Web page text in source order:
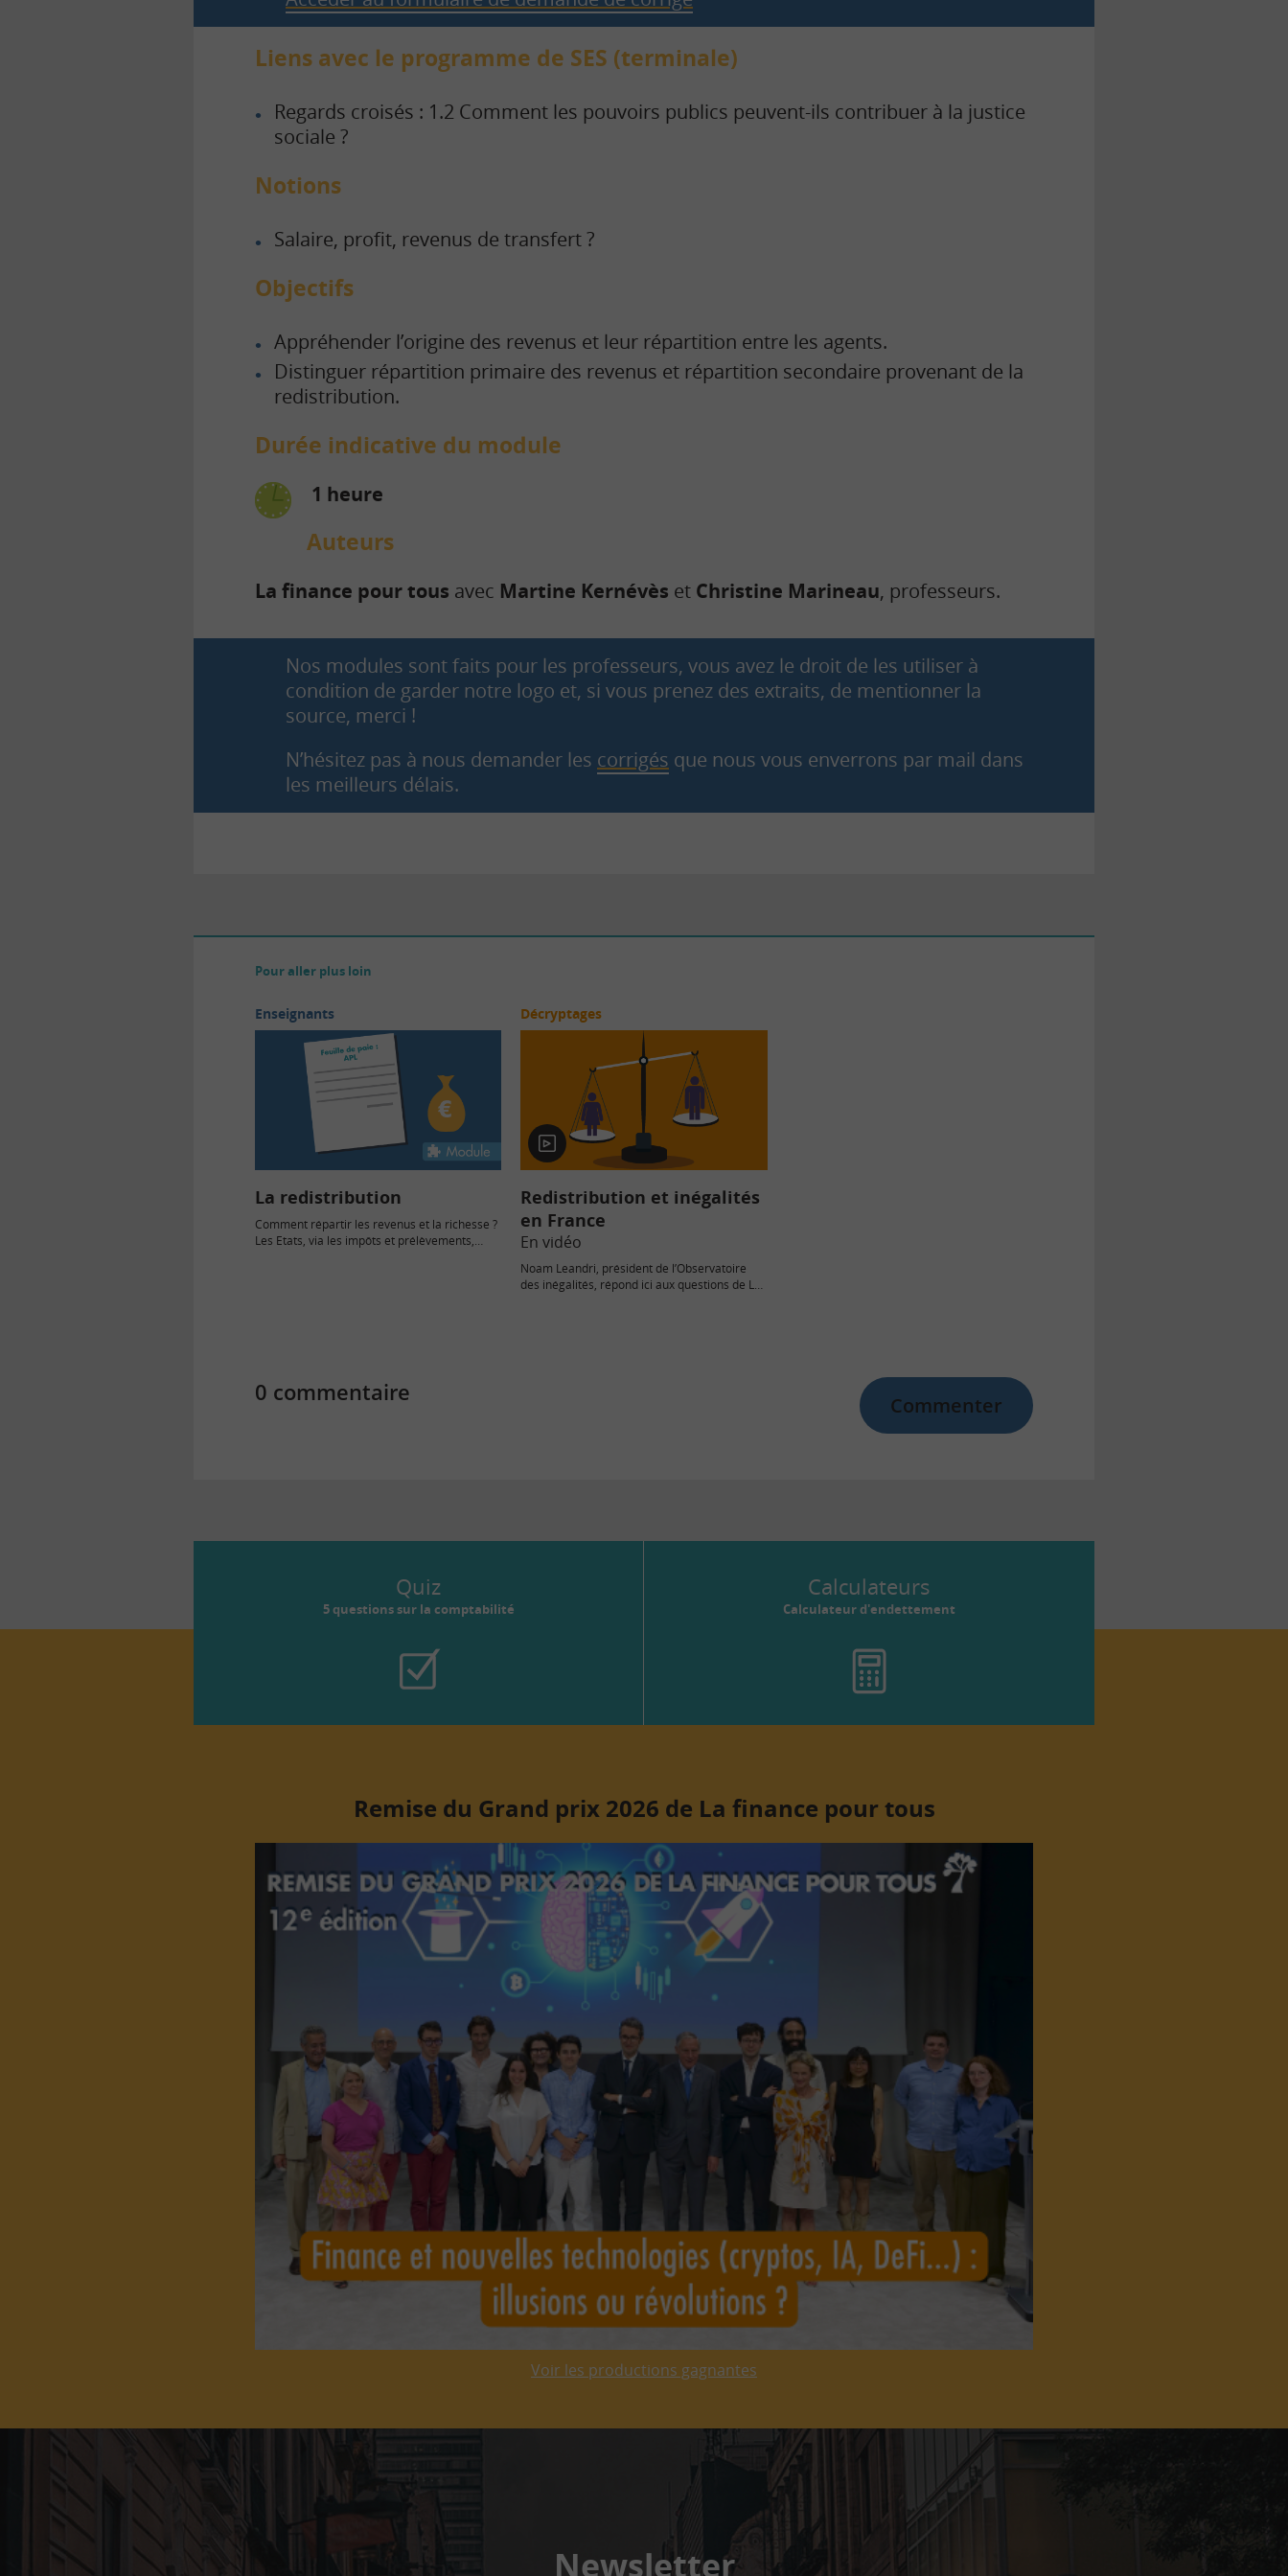
Liens avec le programme de SES (terminale)
Regards croisés : 1.2 Comment les pouvoirs publics peuvent-ils contribuer à la justice
sociale ?
Notions
Salaire, profit, revenus de transfert ?
Objectifs
Appréhender l’origine des revenus et leur répartition entre les agents.
Distinguer répartition primaire des revenus et répartition secondaire provenant de la
redistribution.
Durée indicative du module
1 heure
Auteurs
La finance pour tous avec Martine Kernévès et Christine Marineau, professeurs.
Nos modules sont faits pour les professeurs, vous avez le droit de les utiliser à
condition de garder notre logo et, si vous prenez des extraits, de mentionner la
source, merci !
N’hésitez pas à nous demander les corrigés que nous vous enverrons par mail dans
les meilleurs délais.
Pour aller plus loin
Enseignants
La redistribution
Comment répartir les revenus et la richesse ?
Les Etats, via les impôts et prélèvements,
Décryptages
En
vidéo
Redistribution et inégalités
en France
En vidéo
Noam Leandri, président de l’Observatoire
des inégalités, répond ici aux questions de La
0 commentaire Commenter
Quiz
5 questions sur la comptabilité
Calculateurs
Calculateur d'endettement
Remise du Grand prix 2026 de La finance pour tous
Voir les productions gagnantes
Newsletter